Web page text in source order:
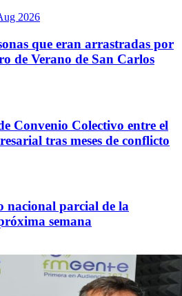
2026
que eran arrastradas por
de Verano de San Carlos
Convenio Colectivo entre el
tras meses de conflicto
nacional parcial de la
semana